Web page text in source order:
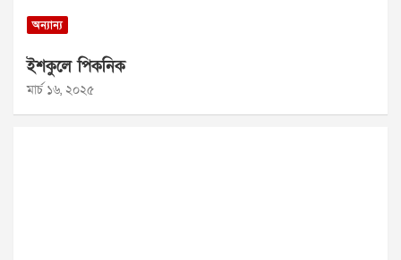
অন্যান্য
ইশকুলে পিকনিক
মার্চ ১৬, ২০২৫